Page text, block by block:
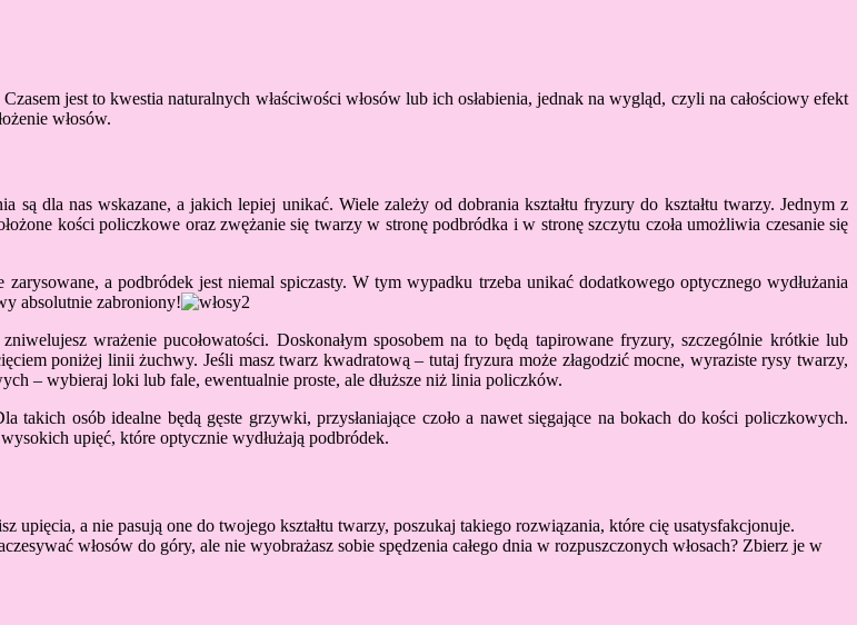
jest to kwestia naturalnych właściwości włosów lub ich osłabienia, jednak na wygląd, czyli na całościowy efekt
włosów.
dla nas wskazane, a jakich lepiej unikać. Wiele zależy od dobrania kształtu fryzury do kształtu twarzy. Jednym z
kości policzkowe oraz zwężanie się twarzy w stronę podbródka i w stronę szczytu czoła umożliwia czesanie się
a podbródek jest niemal spiczasty. W tym wypadku trzeba unikać dodatkowego optycznego wydłużania
absolutnie zabroniony!
wrażenie pucołowatości. Doskonałym sposobem na to będą tapirowane fryzury, szczególnie krótkie lub
poniżej linii żuchwy. Jeśli masz twarz kwadratową – tutaj fryzura może złagodzić mocne, wyraziste rysy twarzy,
– wybieraj loki lub fale, ewentualnie proste, ale dłuższe niż linia policzków.
osób idealne będą gęste grzywki, przysłaniające czoło a nawet sięgające na bokach do kości policzkowych.
upięć, które optycznie wydłużają podbródek.
a nie pasują one do twojego kształtu twarzy, poszukaj takiego rozwiązania, które cię usatysfakcjonuje.
włosów do góry, ale nie wyobrażasz sobie spędzenia całego dnia w rozpuszczonych włosach? Zbierz je w